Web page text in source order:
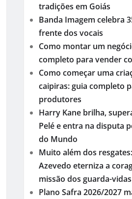
tradições em Goiás
Banda Imagem celebra
frente dos vocais
Como montar um
completo para vender
Como começar uma
caipiras: guia completo
produtores
Harry Kane brilha,
Pelé e entra na disputa
do Mundo
Muito além dos
Azevedo eterniza a
missão dos guarda-
Plano Safra 2026/2027